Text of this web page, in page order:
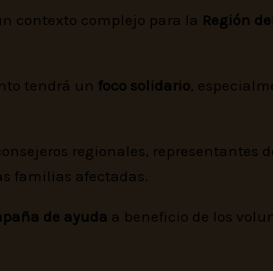
contexto complejo para la Región
tendrá un foco solidario,
regionales, representantes
familias afectadas.
de ayuda a beneficio de los